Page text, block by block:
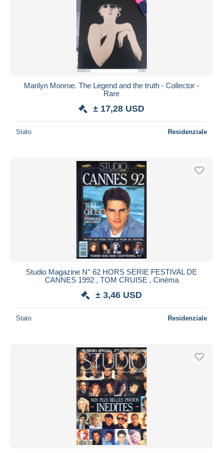
Marilyn Monroe. The Legend and the truth - Collector -
Rare
± 17,28 USD
Stato Residenziale
Studio Magazine N° 62 HORS SERIE FESTIVAL DE
CANNES 1992 , TOM CRUISE , Cinéma
± 3,46 USD
Stato Residenziale